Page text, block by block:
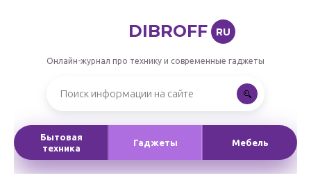
DIBROFF RU
Онлайн-журнал про технику и современные гаджеты
Бытовая
техника
Гаджеты Мебель